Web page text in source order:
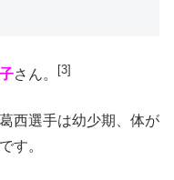
さん。 [3]
西選手は幼少期、体が
す。